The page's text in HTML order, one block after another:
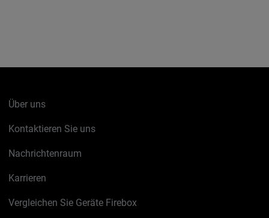
Über uns
Kontaktieren Sie uns
Nachrichtenraum
Karrieren
Vergleichen Sie Geräte Firebox